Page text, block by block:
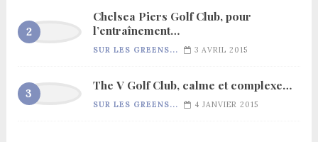
Chelsea Piers Golf Club, pour
l’entraînement…
SUR LES GREENS... 3 AVRIL 2015
The V Golf Club, calme et complexe…
SUR LES GREENS... 4 JANVIER 2015